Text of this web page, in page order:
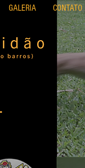
GALERIA CONTATO